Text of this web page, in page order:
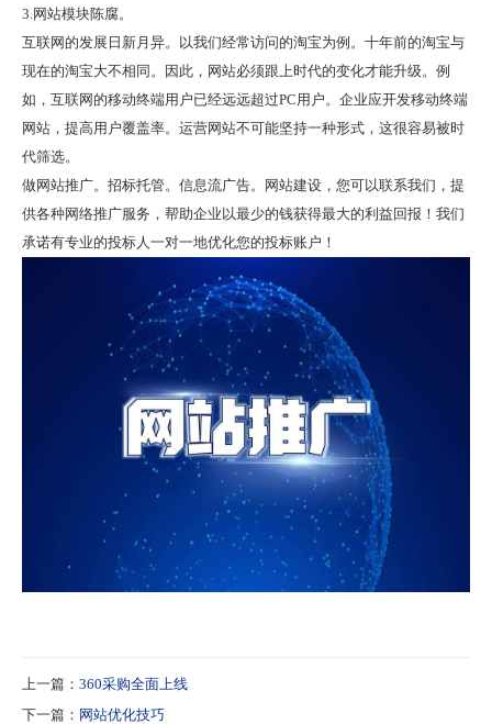
3.网站模块陈腐。
互联网的发展日新月异。以我们经常访问的淘宝为例。十年前的淘宝与
现在的淘宝大不相同。因此，网站必须跟上时代的变化才能升级。例
如，互联网的移动终端用户已经远远超过PC用户。企业应开发移动终端
网站，提高用户覆盖率。运营网站不可能坚持一种形式，这很容易被时
代筛选。
做网站推广。招标托管。信息流广告。网站建设，您可以联系我们，提
供各种网络推广服务，帮助企业以最少的钱获得最大的利益回报！我们
承诺有专业的投标人一对一地优化您的投标账户！
上一篇： 360采购全面上线
下一篇： 网站优化技巧